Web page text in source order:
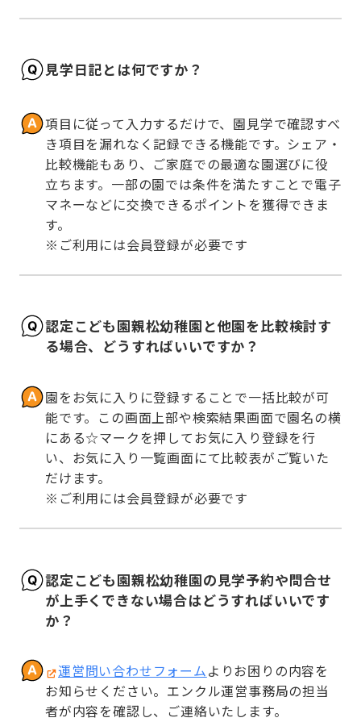
見学日記とは何ですか？
項目に従って入力するだけで、園見学で確認すべ
き項目を漏れなく記録できる機能です。シェア・
比較機能もあり、ご家庭での最適な園選びに役
立ちます。一部の園では条件を満たすことで電子
マネーなどに交換できるポイントを獲得できま
す。
※ご利用には会員登録が必要です
認定こども園親松幼稚園と他園を比較検討す
る場合、どうすればいいですか？
園をお気に入りに登録することで一括比較が可
能です。この画面上部や検索結果画面で園名の横
にある☆マークを押してお気に入り登録を行
い、お気に入り一覧画面にて比較表がご覧いた
だけます。
※ご利用には会員登録が必要です
認定こども園親松幼稚園の見学予約や問合せ
が上手くできない場合はどうすればいいです
か？
運営問い合わせフォームよりお困りの内容を
お知らせください。エンクル運営事務局の担当
者が内容を確認し、ご連絡いたします。